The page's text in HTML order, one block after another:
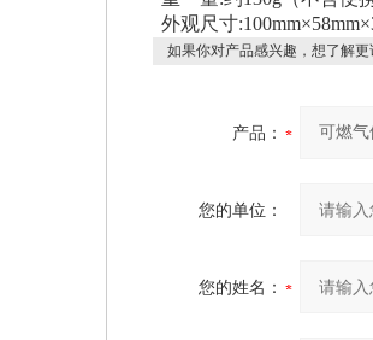
外观尺寸
如果你对产品感兴趣，想了解
产品：
您的单位：
您的姓名：